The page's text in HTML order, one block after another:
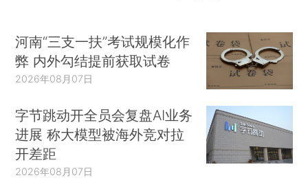
河南“三支一扶”考试规模化作
弊 内外勾结提前获取试卷
2026年08月07日
字节跳动开全员会复盘AI业务
进展 称大模型被海外竞对拉
开差距
2026年08月07日